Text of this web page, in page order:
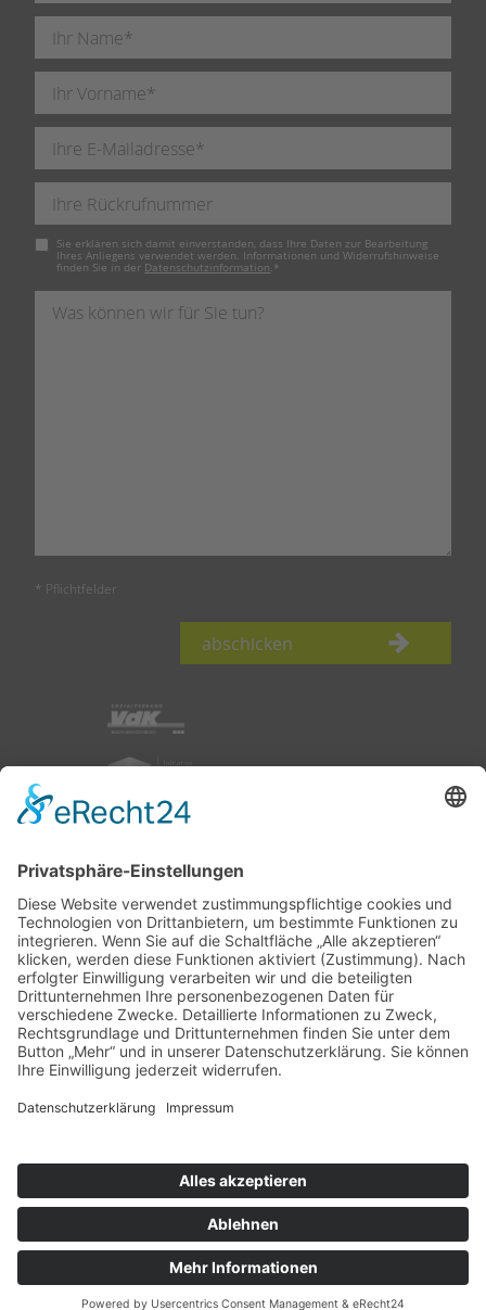
Pflichtfeld
Sie erklären sich damit einverstanden, dass Ihre Daten zur Bearbeitung
Ihres Anliegens verwendet werden. Informationen und Widerrufshinweise
finden Sie in der Datenschutzinformation. *
* Pflichtfelder
abschicken
nach oben
Impressum|Datenschutz
Ihnen gefällt, was Sie lesen?
Dann teilen Sie es mit anderen!
X